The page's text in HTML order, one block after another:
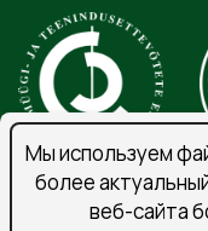
Порядок обработки
Мы используем
более
веб-сайта